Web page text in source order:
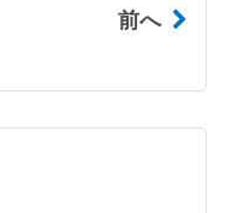
前へ